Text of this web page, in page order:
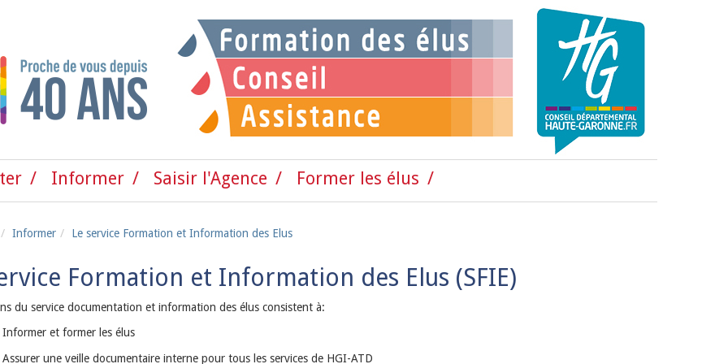
Informer Saisir l'Agence Former les élus
Informer Le service Formation et Information des Elus
Formation et Information des Elus (SFIE)
du service documentation et information des élus consistent à:
Informer et former les élus
Assurer une veille documentaire interne pour tous les services de HGI-ATD